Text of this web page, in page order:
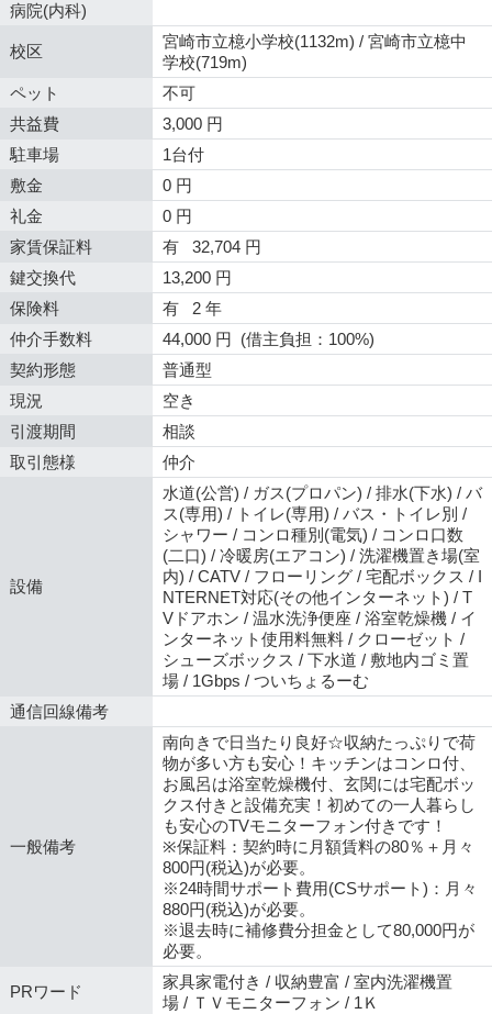
病院(内科)
校区
宮崎市立檍小学校(1132m) / 宮崎市立檍中
学校(719m)
ペット
不可
共益費
3,000 円
駐車場
1台付
敷金
0 円
礼金
0 円
家賃保証料
有 32,704 円
鍵交換代
13,200 円
保険料
有 2 年
仲介手数料
44,000 円 (借主負担：100%)
契約形態
普通型
現況
空き
引渡期間
相談
取引態様
仲介
設備
水道(公営) / ガス(プロパン) / 排水(下水) / バ
ス(専用) / トイレ(専用) / バス・トイレ別 /
シャワー / コンロ種別(電気) / コンロ口数
(二口) / 冷暖房(エアコン) / 洗濯機置き場(室
内) / CATV / フローリング / 宅配ボックス / I
NTERNET対応(その他インターネット) / T
Vドアホン / 温水洗浄便座 / 浴室乾燥機 / イ
ンターネット使用料無料 / クローゼット /
シューズボックス / 下水道 / 敷地内ゴミ置
場 / 1Gbps / ついちょるーむ
通信回線備考
一般備考
南向きで日当たり良好☆収納たっぷりで荷
物が多い方も安心！キッチンはコンロ付、
お風呂は浴室乾燥機付、玄関には宅配ボッ
クス付きと設備充実！初めての一人暮らし
も安心のTVモニターフォン付きです！
※保証料：契約時に月額賃料の80％＋月々
800円(税込)が必要。
※24時間サポート費用(CSサポート)：月々
880円(税込)が必要。
※退去時に補修費分担金として80,000円が
必要。
PRワード
家具家電付き / 収納豊富 / 室内洗濯機置
場 / ＴＶモニターフォン / 1Ｋ